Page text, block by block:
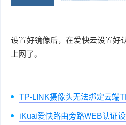
设置好镜像后，在爱快云设置好
上网了。
TP-LINK摄像头无法绑定云端
iKuai爱快路由旁路WEB认证